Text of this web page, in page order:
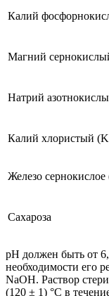
Калий
Магний
Натрий
Калий хлористый
Железо сернокислое
Сахароза
рН должен быть от
необходимости его
NaOH. Раствор
(120 ± 1) °С в